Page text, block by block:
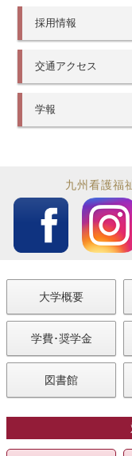
採用情報
交通アクセス
学報
九州看護福
大学概要
学費･奨学金
図書館